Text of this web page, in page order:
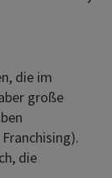
die im
große
die